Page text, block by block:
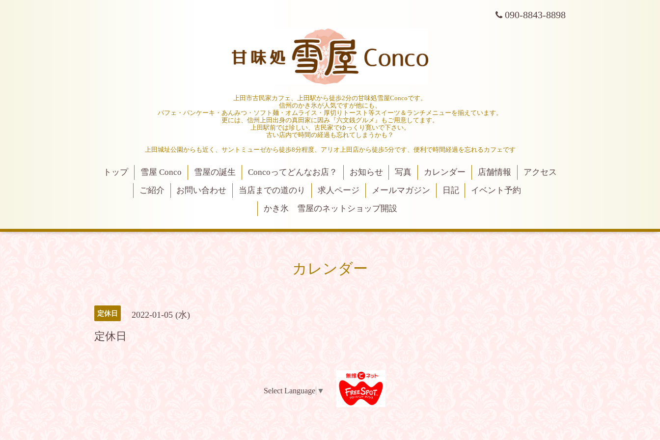
090-8843-8898
上田市古民家カフェ、上田駅から徒歩2分の甘味処雪屋Concoです。
信州のかき氷が人気ですが他にも、
パフェ・パンケーキ・あんみつ・ソフト麺・オムライス・厚切りトースト等スイーツ＆ランチメニューを揃えています。
更には、信州上田出身の真田家に因み『六文銭グルメ』もご用意してます。
上田駅前では珍しい、古民家でゆっくり寛いで下さい。
古い店内で時間の経過も忘れてしまうかも？
上田城址公園からも近く、サントミューゼから徒歩8分程度、アリオ上田店から徒歩5分です、便利で時間経過を忘れるカフェです
トップ 雪屋 Conco 雪屋の誕生 Concoってどんなお店？ お知らせ 写真 カレンダー 店舗情報
アクセス
ご紹介
お問い合わせ 当店までの道のり 求人ページ メールマガジン 日記
イベント予約
かき氷 雪屋のネットショップ開設
カレンダー
定休日 2022-01-05 (水)
定休日
Select Language ▼